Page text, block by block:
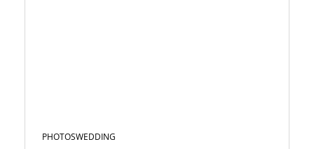
PHOTOSWEDDING